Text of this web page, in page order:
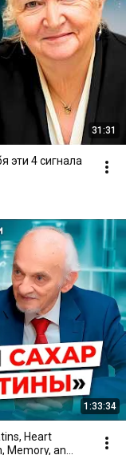
31:31
эти 4 сигнала
1:33:34
Heart
an...